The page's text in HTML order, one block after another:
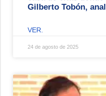
Gilberto Tobón,
VER.
24 de agosto de 2025